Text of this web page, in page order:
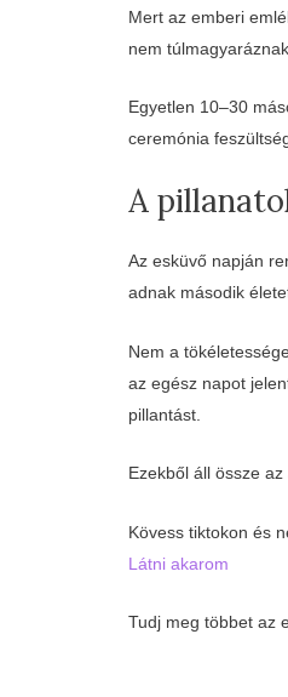
Mert az emberi
nem
Egyetlen 10–30
ceremónia
A
Az esküvő napján
adnak második
Nem a
az egész napot
pillantást.
Ezekből áll össze
Kövess tiktokon és
Látni akarom
Tudj meg többet az